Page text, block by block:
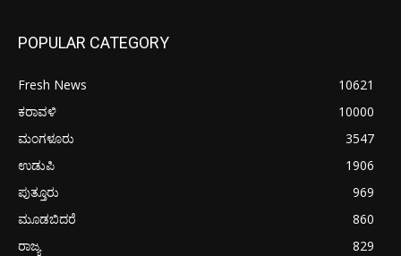
POPULAR CATEGORY
Fresh News
10621
ಕರಾವಳಿ
10000
ಮಂಗಳೂರು
3547
ಉಡುಪಿ
1906
ಪುತ್ತೂರು
969
ಮೂಡಬಿದರೆ
860
ರಾಜ್ಯ
829